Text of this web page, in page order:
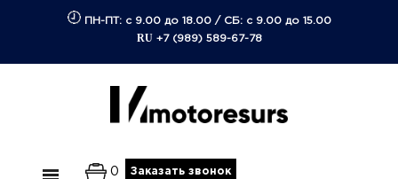
ПН-ПТ: с 9.00 до 18.00/ СБ: с 9.00 до 15.00
RU +7 (989) 589-67-78
0 Заказать звонок